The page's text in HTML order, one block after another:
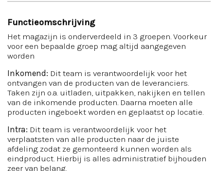
Functieomschrijving
Het magazijn is onderverdeeld in 3 groepen. Voorkeur
voor een bepaalde groep mag altijd aangegeven
worden
Inkomend: Dit team is verantwoordelijk voor het
ontvangen van de producten van de leveranciers.
Taken zijn o.a. uitladen, uitpakken, nakijken en tellen
van de inkomende producten. Daarna moeten alle
producten ingeboekt worden en geplaatst op locatie.
Intra: Dit team is verantwoordelijk voor het
verplaatsten van alle producten naar de juiste
afdeling zodat ze gemonteerd kunnen worden als
eindproduct. Hierbij is alles administratief bijhouden
zeer van belang.